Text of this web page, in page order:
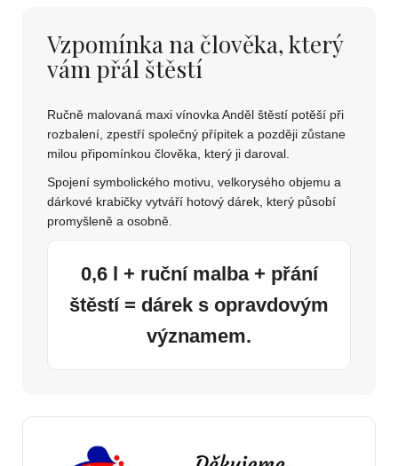
Vzpomínka na člověka, který
vám přál štěstí
Ručně malovaná maxi vínovka Anděl štěstí potěší při
rozbalení, zpestří společný přípitek a později zůstane
milou připomínkou člověka, který ji daroval.
Spojení symbolického motivu, velkorysého objemu a
dárkové krabičky vytváří hotový dárek, který působí
promyšleně a osobně.
0,6 l + ruční malba + přání
štěstí = dárek s opravdovým
významem.